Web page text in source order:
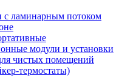
с ламинарным потоком
модули и установки
чистых помещений
термостаты)